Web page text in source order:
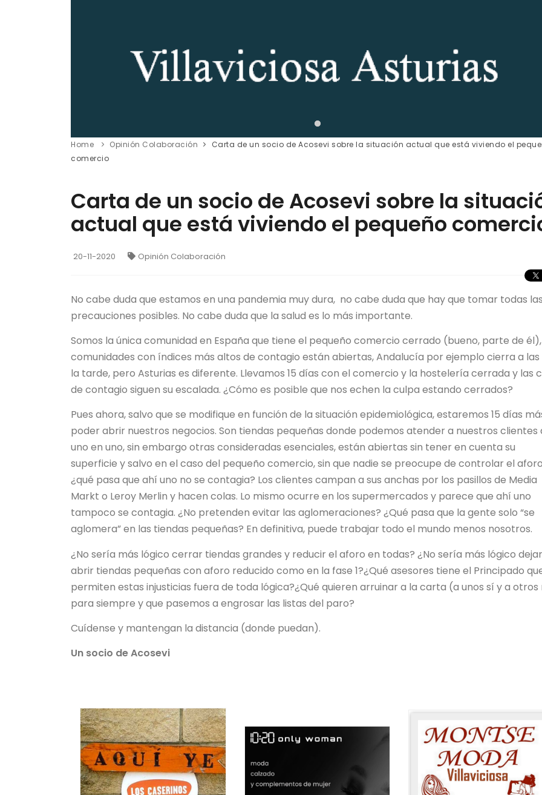
Home Opinión Colaboración
Carta de un socio de Acosevi sobre la situación actual que está viviendo el
comercio
Carta de un socio de Acosevi sobre la
actual que está viviendo el pequeño
20-11-2020 Opinión Colaboración
No cabe duda que estamos en una pandemia muy dura, no cabe duda que hay que tomar todas
precauciones posibles. No cabe duda que la salud es lo más importante.
Somos la única comunidad en España que tiene el pequeño comercio cerrado (bueno, parte de él),
comunidades con índices más altos de contagio están abiertas, Andalucía por ejemplo cierra a las
la tarde, pero Asturias es diferente. Llevamos 15 días con el comercio y la hostelería cerrada y las
de contagio siguen su escalada. ¿Cómo es posible que nos echen la culpa estando cerrados?
Pues ahora, salvo que se modifique en función de la situación epidemiológica, estaremos 15 días
poder abrir nuestros negocios. Son tiendas pequeñas donde podemos atender a nuestros clientes
uno en uno, sin embargo otras consideradas esenciales, están abiertas sin tener en cuenta su
superficie y salvo en el caso del pequeño comercio, sin que nadie se preocupe de controlar el
¿qué pasa que ahí uno no se contagia? Los clientes campan a sus anchas por los pasillos de Media
Markt o Leroy Merlin y hacen colas. Lo mismo ocurre en los supermercados y parece que ahí uno
tampoco se contagia. ¿No pretenden evitar las aglomeraciones? ¿Qué pasa que la gente solo “se
aglomera” en las tiendas pequeñas? En definitiva, puede trabajar todo el mundo menos nosotros.
¿No sería más lógico cerrar tiendas grandes y reducir el aforo en todas? ¿No sería más lógico dejar
abrir tiendas pequeñas con aforo reducido como en la fase 1?¿Qué asesores tiene el Principado
permiten estas injusticias fuera de toda lógica?¿Qué quieren arruinar a la carta (a unos sí y a otros
para siempre y que pasemos a engrosar las listas del paro?
Cuídense y mantengan la distancia (donde puedan).
Un socio de Acosevi